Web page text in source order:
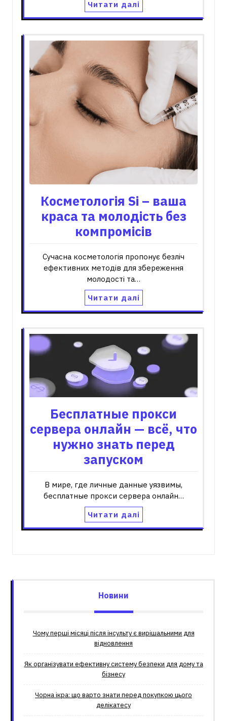
Читати далі
Косметологія Si – ваша
краса та молодість без
компромісів
Сучасна косметологія пропонує безліч
ефективних методів для збереження
молодості та…
Читати далі
Бесплатные прокси
сервера онлайн — всё, что
нужно знать перед
запуском
В мире, где личные данные уязвимы,
бесплатные прокси сервера онлайн…
Читати далі
Новини
Чому перші місяці після інсульту є вирішальними для
відновлення
Як організувати ефективну систему безпеки для дому та
бізнесу
Чорна ікра: що варто знати перед покупкою цього
делікатесу